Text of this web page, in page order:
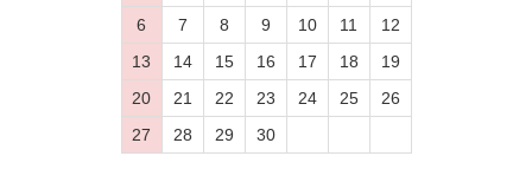
6
7 8 9 10 11
12
13
14 15 16 17 18
19
20
21 22 23 24 25
26
27
28 29 30